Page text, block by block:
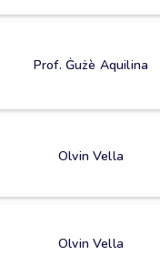
Prof. Ġużè Aquilina
Olvin Vella
Olvin Vella